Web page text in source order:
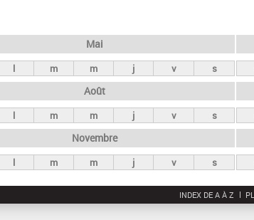
Mai
l m m j v s
Août
l m m j v s
Novembre
l m m j v s
INDEX DE A À Z